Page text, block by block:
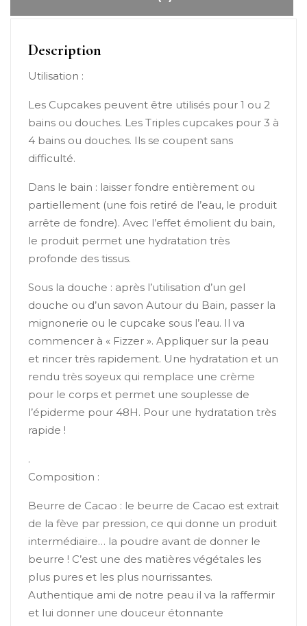
Description
Utilisation :
Les Cupcakes peuvent être utilisés pour 1 ou 2
bains ou douches. Les Triples cupcakes pour 3 à
4 bains ou douches. Ils se coupent sans
difficulté.
Dans le bain : laisser fondre entièrement ou
partiellement (une fois retiré de l’eau, le produit
arrête de fondre). Avec l’effet émolient du bain,
le produit permet une hydratation très
profonde des tissus.
Sous la douche : après l’utilisation d’un gel
douche ou d’un savon Autour du Bain, passer la
mignonerie ou le cupcake sous l’eau. Il va
commencer à « Fizzer ». Appliquer sur la peau
et rincer très rapidement. Une hydratation et un
rendu très soyeux qui remplace une crème
pour le corps et permet une souplesse de
l’épiderme pour 48H. Pour une hydratation très
rapide !
.
Composition :
Beurre de Cacao : le beurre de Cacao est extrait
de la fève par pression, ce qui donne un produit
intermédiaire… la poudre avant de donner le
beurre ! C’est une des matières végétales les
plus pures et les plus nourrissantes.
Authentique ami de notre peau il va la raffermir
et lui donner une douceur étonnante